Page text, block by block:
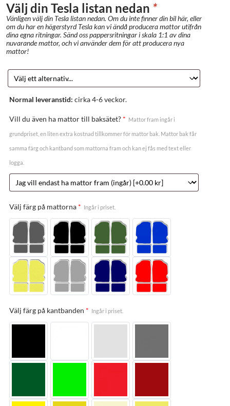
Välj din Tesla listan nedan *
Vänligen välj din Tesla listan nedan. Om du inte finner din bil här, eller
om du har en högerstyrd Tesla kan vi ändå producera mattor utifrån
dina egna ritningar. Sänd oss pappersritningar i skala 1:1 av dina
nuvarande mattor, och vi använder dem för att producera nya
mattor!
Normal leveranstid: cirka 4-6 veckor.
Vill du även ha mattor till baksätet? * Mattor fram ingår i
grundpriset, en liten extra kostnad tillkommer för mattor bak. Mattor bak får
samma färg och kantband som mattorna fram och kan ej fås med text eller
logga.
Välj färg på mattorna * Ingår i priset.
Välj färg på kantbanden * Ingår i priset.